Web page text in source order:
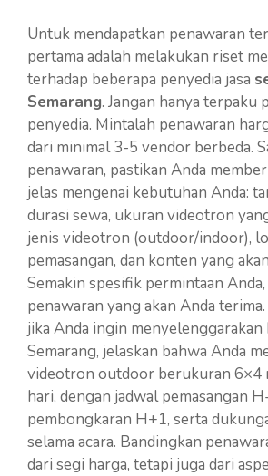
Untuk mendapatkan penawaran
pertama adalah melakukan riset
terhadap beberapa penyedia jasa
Semarang. Jangan hanya terpaku
penyedia. Mintalah penawaran
dari minimal 3-5 vendor berbeda.
penawaran, pastikan Anda
jelas mengenai kebutuhan Anda:
durasi sewa, ukuran videotron
jenis videotron (outdoor/indoor),
pemasangan, dan konten yang
Semakin spesifik permintaan
penawaran yang akan Anda
jika Anda ingin menyelenggarakan
Semarang, jelaskan bahwa Anda
videotron outdoor berukuran 6×4
hari, dengan jadwal pemasangan
pembongkaran H+1, serta
selama acara. Bandingkan
dari segi harga, tetapi juga dari